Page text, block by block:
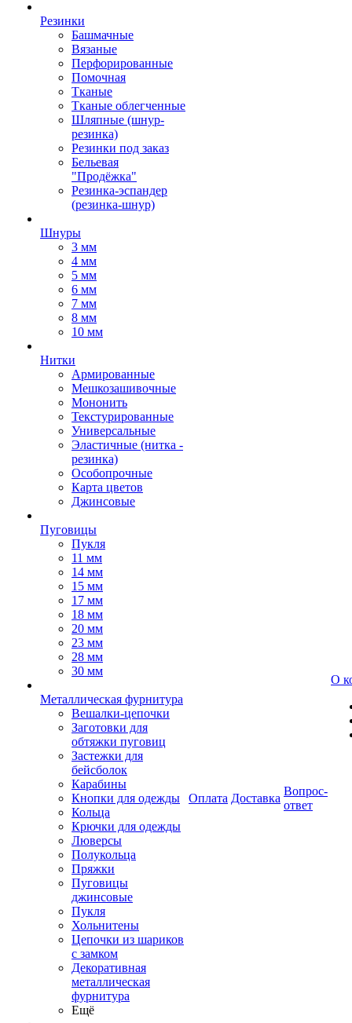
Резинки
Башмачные
Вязаные
Перфорированные
Помочная
Тканые
Тканые облегченные
Шляпные (шнур-
резинка)
Резинки под заказ
Бельевая
"Продёжка"
Резинка-эспандер
(резинка-шнур)
Шнуры
3 мм
4 мм
5 мм
6 мм
7 мм
8 мм
10 мм
Нитки
Армированные
Мешкозашивочные
Мононить
Текстурированные
Универсальные
Эластичные (нитка -
резинка)
Особопрочные
Карта цветов
Джинсовые
Пуговицы
Пукля
11 мм
14 мм
15 мм
17 мм
18 мм
20 мм
23 мм
28 мм
30 мм
Металлическая фурнитура
Вешалки-цепочки
Заготовки для
обтяжки пуговиц
Застежки для
бейсболок
Карабины
Кнопки для одежды
Кольца
Крючки для одежды
Люверсы
Полукольца
Пряжки
Пуговицы
джинсовые
Пукля
Хольнитены
Цепочки из шариков
с замком
Декоративная
металлическая
фурнитура
Ещё
Оплата Доставка
Вопрос-
ответ
О